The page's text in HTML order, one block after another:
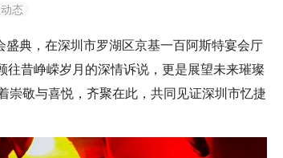
态
盛典，在深圳市罗湖区京基一百阿斯特宴会厅
往昔峥嵘岁月的深情诉说，更是展望未来璀璨
敬与喜悦，齐聚在此，共同见证深圳市忆捷